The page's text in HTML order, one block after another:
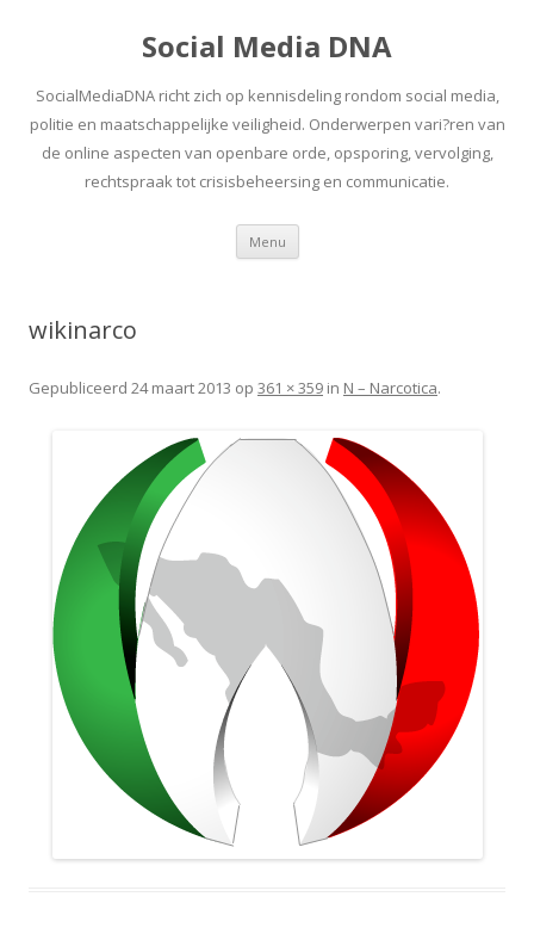
Social Media DNA
SocialMediaDNA richt zich op kennisdeling rondom social media,
politie en maatschappelijke veiligheid. Onderwerpen vari?ren van
de online aspecten van openbare orde, opsporing, vervolging,
rechtspraak tot crisisbeheersing en communicatie.
Menu Spring
inhoud
wikinarco
Gepubliceerd 24 maart 2013 op 361 × 359 in N – Narcotica.